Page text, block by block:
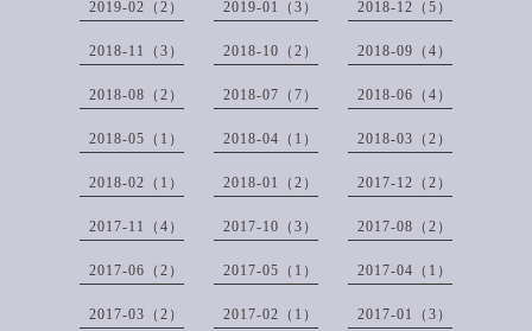
2019-02（2） 2019-01（3） 2018-12（5）
2018-11（3） 2018-10（2） 2018-09（4）
2018-08（2） 2018-07（7） 2018-06（4）
2018-05（1） 2018-04（1） 2018-03（2）
2018-02（1） 2018-01（2） 2017-12（2）
2017-11（4） 2017-10（3） 2017-08（2）
2017-06（2） 2017-05（1） 2017-04（1）
2017-03（2） 2017-02（1） 2017-01（3）